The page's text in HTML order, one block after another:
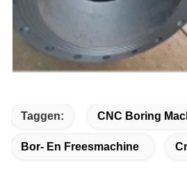
Taggen: CNC Boring
Bor- En Freesmachine